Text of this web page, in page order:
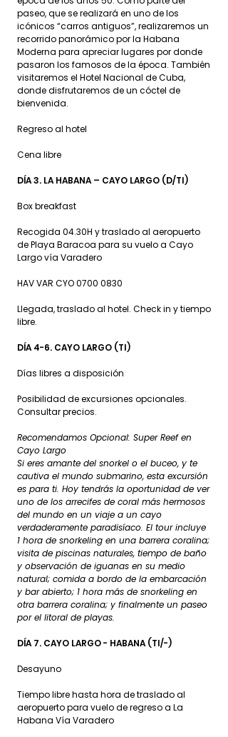
paseo, que se realizará en uno de los
icónicos “carros antiguos”, realizaremos un
recorrido panorámico por la Habana
Moderna para apreciar lugares por donde
pasaron los famosos de la época. También
visitaremos el Hotel Nacional de Cuba,
donde disfrutaremos de un cóctel de
bienvenida.
Regreso al hotel
Cena libre
DÍA 3. LA HABANA – CAYO LARGO (D/TI)
Box breakfast
Recogida 04.30H y traslado al aeropuerto
de Playa Baracoa para su vuelo a Cayo
Largo vía Varadero
HAV VAR CYO0700 0830
Llegada, traslado al hotel. Check in y tiempo
libre.
DÍA 4-6. CAYO LARGO (TI)
Días libres a disposición
Posibilidad de excursiones opcionales.
Consultar precios.
Recomendamos Opcional: Super Reef en
Cayo Largo
Si eres amante del snorkel o el buceo, y te
cautiva el mundo submarino, esta excursión
es para ti. Hoy tendrás la oportunidad de ver
uno de los arrecifes de coral más hermosos
del mundo en un viaje a un cayo
verdaderamente paradisíaco. El tour incluye
1 hora de snorkeling en una barrera coralina;
visita de piscinas naturales, tiempo de baño
y observación de iguanas en su medio
natural; comida a bordo de la embarcación
y bar abierto; 1 hora más de snorkeling en
otra barrera coralina; y finalmente un paseo
por el litoral de playas.
DÍA 7. CAYO LARGO - HABANA (TI/-)
Desayuno
Tiempo libre hasta hora de traslado al
aeropuerto para vuelo de regreso a La
Habana Vía Varadero